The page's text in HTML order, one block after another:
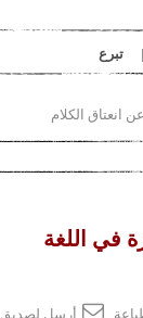
تبرع
عن انعتاق الكلام
في اللغة
أرسل لصديق